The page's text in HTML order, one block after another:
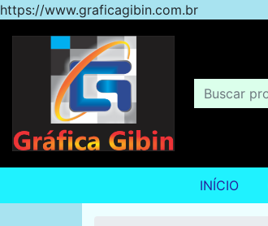
https://www.graficagibin.com.br
INÍCIO